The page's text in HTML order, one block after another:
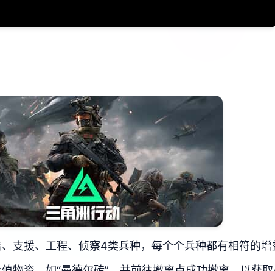
支援、工程、侦察4类兵种，每个个兵种都有相符的增